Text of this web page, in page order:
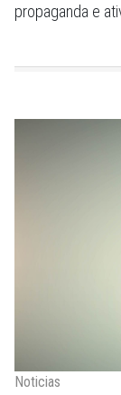
propaganda e
Noticias